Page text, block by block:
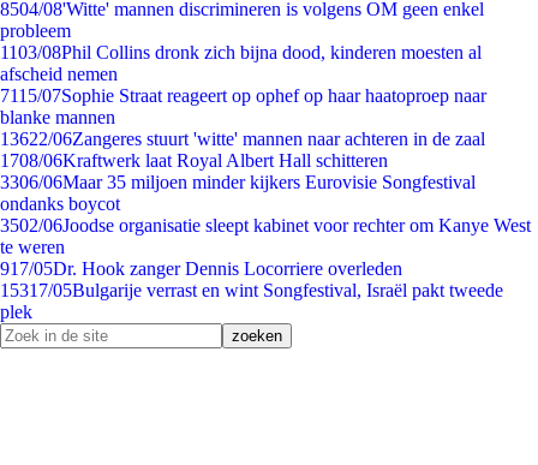
8504/08'Witte' mannen discrimineren is volgens OM geen enkel
probleem
1103/08Phil Collins dronk zich bijna dood, kinderen moesten al
afscheid nemen
7115/07Sophie Straat reageert op ophef op haar haatoproep naar
blanke mannen
13622/06Zangeres stuurt 'witte' mannen naar achteren in de zaal
1708/06Kraftwerk laat Royal Albert Hall schitteren
3306/06Maar 35 miljoen minder kijkers Eurovisie Songfestival
ondanks boycot
3502/06Joodse organisatie sleept kabinet voor rechter om Kanye West
te weren
917/05Dr. Hook zanger Dennis Locorriere overleden
15317/05Bulgarije verrast en wint Songfestival, Israël pakt tweede
plek